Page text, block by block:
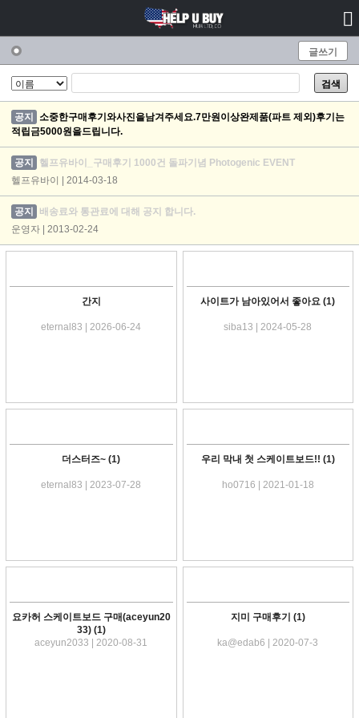
글쓰기
검색
공지
소중한구매후기와사진을남겨주세요.7만원이상완제품(파트 제외)후기는
적립금5000원을드립니다.
공지
헬프유바이_구매후기 1000건 돌파기념 Photogenic EVENT
헬프유바이 | 2014-03-18
공지
배송료와 통관료에 대해 공지 합니다.
운영자 | 2013-02-24
간지
eternal83 | 2026-06-24
사이트가 남아있어서 좋아요(1)
siba13 | 2024-05-28
더스터즈~(1)
eternal83 | 2023-07-28
우리 막내 첫 스케이트보드!! (1)
ho0716 | 2021-01-18
요카허 스케이트보드 구매(aceyun20
33) (1)
aceyun2033 | 2020-08-31
지미 구매후기 (1)
ka@edab6 | 2020-07-3